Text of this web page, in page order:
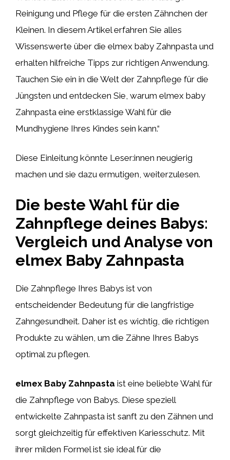
Reinigung und Pflege für die ersten Zähnchen der
Kleinen. In diesem Artikel erfahren Sie alles
Wissenswerte über die elmex baby Zahnpasta und
erhalten hilfreiche Tipps zur richtigen Anwendung.
Tauchen Sie ein in die Welt der Zahnpflege für die
Jüngsten und entdecken Sie, warum elmex baby
Zahnpasta eine erstklassige Wahl für die
Mundhygiene Ihres Kindes sein kann.“
Diese Einleitung könnte Leser:innen neugierig
machen und sie dazu ermutigen, weiterzulesen.
Die beste Wahl für die
Zahnpflege deines Babys:
Vergleich und Analyse von
elmex Baby Zahnpasta
Die Zahnpflege Ihres Babys ist von
entscheidender Bedeutung für die langfristige
Zahngesundheit. Daher ist es wichtig, die richtigen
Produkte zu wählen, um die Zähne Ihres Babys
optimal zu pflegen.
elmex Baby Zahnpasta ist eine beliebte Wahl für
die Zahnpflege von Babys. Diese speziell
entwickelte Zahnpasta ist sanft zu den Zähnen und
sorgt gleichzeitig für effektiven Kariesschutz. Mit
ihrer milden Formel ist sie ideal für die